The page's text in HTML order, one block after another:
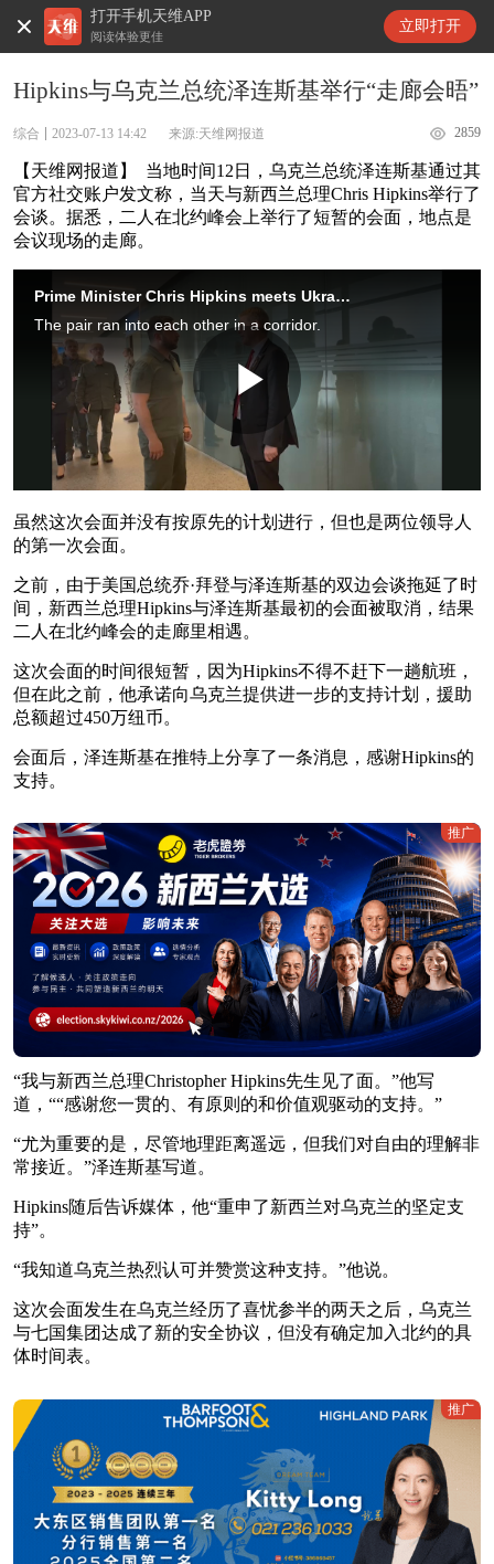
打开手机天维APP
阅读体验更佳
立即打开
天维新闻
Hipkins与乌克兰总统泽连斯基举行“走廊会晤”
综合 2023-07-13 14:42 来源:天维网报道 2859
【天维网报道】 当地时间12日，乌克兰总统泽连斯基通过其
官方社交账户发文称，当天与新西兰总理Chris Hipkins举行了
会谈。据悉，二人在北约峰会上举行了短暂的会面，地点是
会议现场的走廊。
虽然这次会面并没有按原先的计划进行，但也是两位领导人
的第一次会面。
之前，由于美国总统乔·拜登与泽连斯基的双边会谈拖延了时
间，新西兰总理Hipkins与泽连斯基最初的会面被取消，结果
二人在北约峰会的走廊里相遇。
这次会面的时间很短暂，因为Hipkins不得不赶下一趟航班，
但在此之前，他承诺向乌克兰提供进一步的支持计划，援助
总额超过450万纽币。
会面后，泽连斯基在推特上分享了一条消息，感谢Hipkins的
支持。
推广
“我与新西兰总理Christopher Hipkins先生见了面。”他写
道，““感谢您一贯的、有原则的和价值观驱动的支持。”
“尤为重要的是，尽管地理距离遥远，但我们对自由的理解非
常接近。”泽连斯基写道。
Hipkins随后告诉媒体，他“重申了新西兰对乌克兰的坚定支
持”。
“我知道乌克兰热烈认可并赞赏这种支持。”他说。
这次会面发生在乌克兰经历了喜忧参半的两天之后，乌克兰
与七国集团达成了新的安全协议，但没有确定加入北约的具
体时间表。
推广